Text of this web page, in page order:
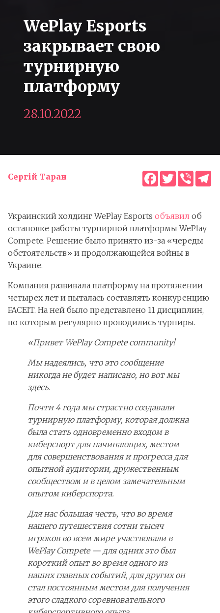
WePlay Esports
закрывает свою
турнирную
платформу
28.10.2022
Сергій Таран Facebook
TwitterViber
Украинский холдинг WePlay Esports объявил об
остановке работы турнирной платформы WePlay
Compete. Решение было принято из-за «череды
обстоятельств» и продолжающейся войны в
Украине.
Компания развивала платформу на протяжении
четырех лет и пыталась составлять конкуренцию
FACEIT. На ней было представлено 11 дисциплин,
по которым регулярно проводились турниры.
«Привет WePlay Compete community!
Мы надеялись, что это сообщение
никогда не будет написано, но вот мы
здесь.
Почти 4 года мы страстно создавали
турнирную платформу, которая должна
была стать одновременно входом в
киберспорт для начинающих, местом
для совершенствования и прогресса для
опытной аудитории, дружественным
сообществом и в целом замечательным
опытом киберспорта.
Для нас большая честь, что во время
нашего путешествия сотни тысяч
игроков во всем мире участвовали в
WePlay Compete — для одних это был
короткий опыт во время одного из
наших главных событий, для других он
стал постоянным местом для получения
этого сладкого соревновательного